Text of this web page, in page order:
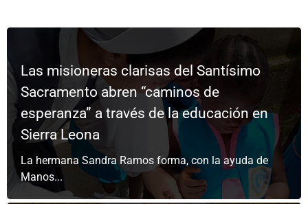
Las misioneras clarisas del Santísimo
Sacramento abren “caminos de
esperanza” a través de la educación en
Sierra Leona
La hermana Sandra Ramos forma, con la ayuda de
Manos...